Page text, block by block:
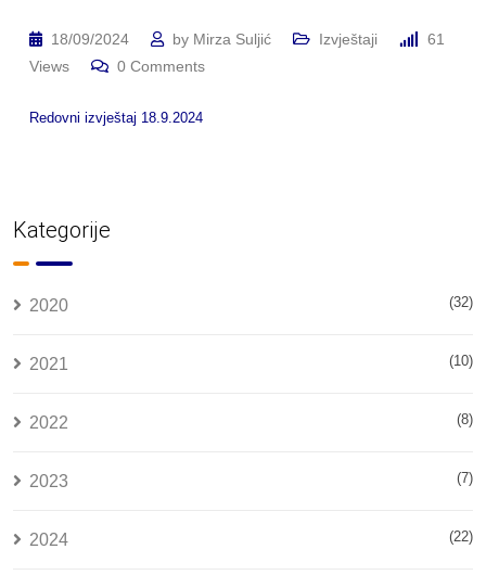
18/09/2024 by Mirza Suljić Izvještaji
61
Views
0 Comments
Redovni izvještaj 18.9.2024
Kategorije
2020 (32)
2021 (10)
2022 (8)
2023 (7)
2024 (22)